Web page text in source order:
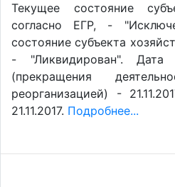
Текущее состояние
согласно ЕГР, -
состояние субъекта
- "Ликвидирован".
(прекращения
реорганизацией) -
21.11.2017. Подробнее...